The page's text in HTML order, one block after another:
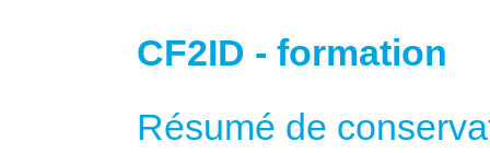
CF2ID - formation
Résumé de